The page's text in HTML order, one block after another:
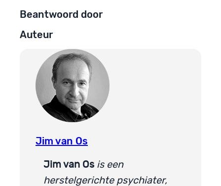
Beantwoord door
Auteur
Jim van Os
Jim van Os is een
herstelgerichte psychiater,